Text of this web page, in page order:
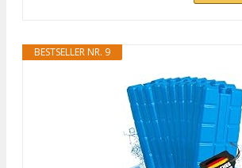
BESTSELLER NR. 9